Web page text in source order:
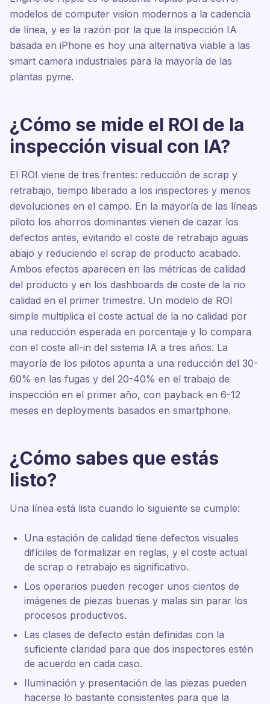
modelos de computer vision modernos a la cadencia
de línea, y es la razón por la que la inspección IA
basada en iPhone es hoy una alternativa viable a las
smart camera industriales para la mayoría de las
plantas pyme.
¿Cómo se mide el ROI de la
inspección visual con IA?
El ROI viene de tres frentes: reducción de scrap y
retrabajo, tiempo liberado a los inspectores y menos
devoluciones en el campo. En la mayoría de las líneas
piloto los ahorros dominantes vienen de cazar los
defectos antes, evitando el coste de retrabajo aguas
abajo y reduciendo el scrap de producto acabado.
Ambos efectos aparecen en las métricas de calidad
del producto y en los dashboards de coste de la no
calidad en el primer trimestre. Un modelo de ROI
simple multiplica el coste actual de la no calidad por
una reducción esperada en porcentaje y lo compara
con el coste all-in del sistema IA a tres años. La
mayoría de los pilotos apunta a una reducción del 30-
60% en las fugas y del 20-40% en el trabajo de
inspección en el primer año, con payback en 6-12
meses en deployments basados en smartphone.
¿Cómo sabes que estás
listo?
Una línea está lista cuando lo siguiente se cumple:
Una estación de calidad tiene defectos visuales
difíciles de formalizar en reglas, y el coste actual
de scrap o retrabajo es significativo.
Los operarios pueden recoger unos cientos de
imágenes de piezas buenas y malas sin parar los
procesos productivos.
Las clases de defecto están definidas con la
suficiente claridad para que dos inspectores estén
de acuerdo en cada caso.
Iluminación y presentación de las piezas pueden
hacerse lo bastante consistentes para que la